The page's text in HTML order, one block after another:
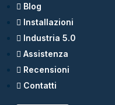
Blog
Installazioni
Industria 5.0
Assistenza
Recensioni
Contatti